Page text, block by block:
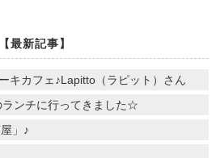
【最新記事】
キカフェ♪Lapitto（ラピット）さん
ンチに行ってきました☆
」♪